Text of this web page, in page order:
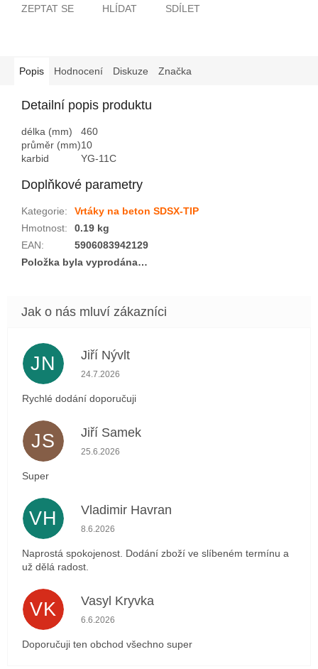
ZEPTAT SE HLÍDAT SDÍLET
Popis Hodnocení Diskuze Značka
Detailní popis produktu
délka (mm)
460
průměr (mm)10
karbid
YG-11C
Doplňkové parametry
Kategorie:
Vrtáky na beton SDSX-TIP
Hmotnost:
0.19 kg
EAN:
5906083942129
Položka byla vyprodána…
JN Jiří Nývlt
Hodnocení obchodu je 5 z 5 hvězdiček.
24.7.2026
Rychlé dodání doporučuji
JS Jiří Samek
Hodnocení obchodu je 5 z 5 hvězdiček.
25.6.2026
Super
VH Vladimir Havran
Hodnocení obchodu je 5 z 5 hvězdiček.
8.6.2026
Naprostá spokojenost. Dodání zboží ve slíbeném termínu a
už dělá radost.
VK Vasyl Kryvka
Hodnocení obchodu je 5 z 5 hvězdiček.
6.6.2026
Doporučuji ten obchod všechno super